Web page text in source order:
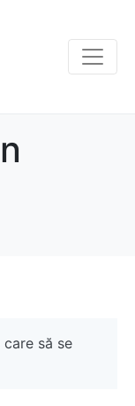
să se